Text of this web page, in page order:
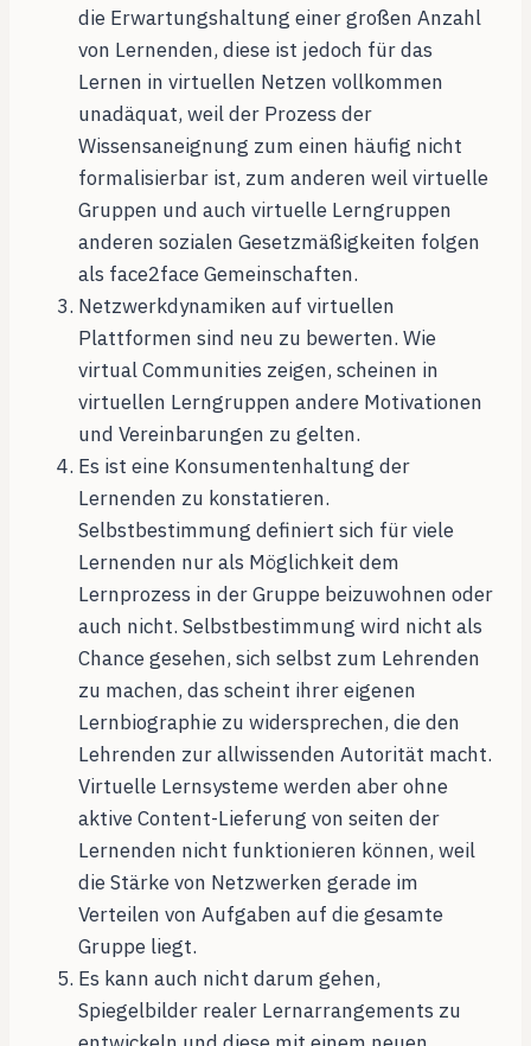
die Erwartungshaltung einer großen Anzahl
von Lernenden, diese ist jedoch für das
Lernen in virtuellen Netzen vollkommen
unadäquat, weil der Prozess der
Wissensaneignung zum einen häufig nicht
formalisierbar ist, zum anderen weil virtuelle
Gruppen und auch virtuelle Lerngruppen
anderen sozialen Gesetzmäßigkeiten folgen
als face2face Gemeinschaften.
Netzwerkdynamiken auf virtuellen
Plattformen sind neu zu bewerten. Wie
virtual Communities zeigen, scheinen in
virtuellen Lerngruppen andere Motivationen
und Vereinbarungen zu gelten.
Es ist eine Konsumentenhaltung der
Lernenden zu konstatieren.
Selbstbestimmung definiert sich für viele
Lernenden nur als Möglichkeit dem
Lernprozess in der Gruppe beizuwohnen oder
auch nicht. Selbstbestimmung wird nicht als
Chance gesehen, sich selbst zum Lehrenden
zu machen, das scheint ihrer eigenen
Lernbiographie zu widersprechen, die den
Lehrenden zur allwissenden Autorität macht.
Virtuelle Lernsysteme werden aber ohne
aktive Content-Lieferung von seiten der
Lernenden nicht funktionieren können, weil
die Stärke von Netzwerken gerade im
Verteilen von Aufgaben auf die gesamte
Gruppe liegt.
Es kann auch nicht darum gehen,
Spiegelbilder realer Lernarrangements zu